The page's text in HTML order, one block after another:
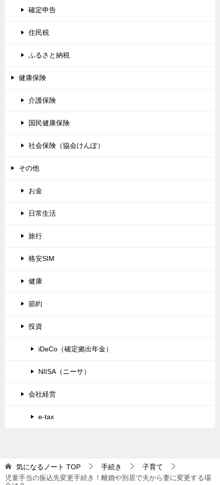
確定申告
住民税
ふるさと納税
健康保険
介護保険
国民健康保険
社会保険（協会けんぽ）
その他
お金
日常生活
旅行
格安SIM
健康
節約
投資
iDeCo（確定拠出年金）
NIISA（ニーサ）
会社経営
e-tax
気になるノート TOP 手続き
子育て
児童手当の振込先変更手続き！離婚や別居で夫から妻に変更する場